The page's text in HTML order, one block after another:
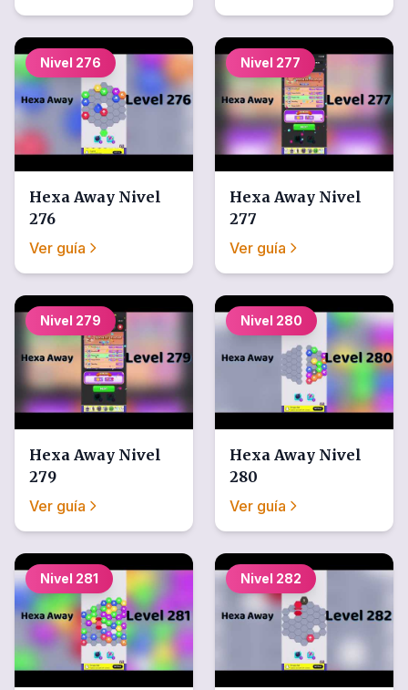
Nivel 276
Hexa Away Nivel
276
Ver guía
Nivel 277
Hexa Away Nivel
277
Ver guía
Nivel 279
Hexa Away Nivel
279
Ver guía
Nivel 280
Hexa Away Nivel
280
Ver guía
Nivel 281 Nivel 282